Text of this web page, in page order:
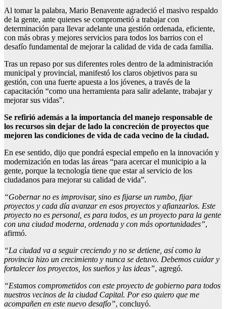
Al tomar la palabra, Mario Benavente agradeció el masivo respaldo
de la gente, ante quienes se comprometió a trabajar con
determinación para llevar adelante una gestión ordenada, eficiente,
con más obras y mejores servicios para todos los barrios con el
desafío fundamental de mejorar la calidad de vida de cada familia.
Tras un repaso por sus diferentes roles dentro de la administración
municipal y provincial, manifestó los claros objetivos para su
gestión, con una fuerte apuesta a los jóvenes, a través de la
capacitación “como una herramienta para salir adelante, trabajar y
mejorar sus vidas”.
Se refirió además a la importancia del manejo responsable de
los recursos sin dejar de lado la concreción de proyectos que
mejoren las condiciones de vida de cada vecino de la ciudad.
En ese sentido, dijo que pondrá especial empeño en la innovación y
modernización en todas las áreas “para acercar el municipio a la
gente, porque la tecnología tiene que estar al servicio de los
ciudadanos para mejorar su calidad de vida”.
“Gobernar no es improvisar, sino es fijarse un rumbo, fijar
proyectos y cada día avanzar en esos proyectos y afianzarlos. Este
proyecto no es personal, es para todos, es un proyecto para la gente
con una ciudad moderna, ordenada y con más oportunidades”,
afirmó.
“La ciudad va a seguir creciendo y no se detiene, así como la
provincia hizo un crecimiento y nunca se detuvo. Debemos cuidar y
fortalecer los proyectos, los sueños y las ideas”, agregó.
“Estamos comprometidos con este proyecto de gobierno para todos
nuestros vecinos de la ciudad Capital. Por eso quiero que me
acompañen en este nuevo desafío”, concluyó.